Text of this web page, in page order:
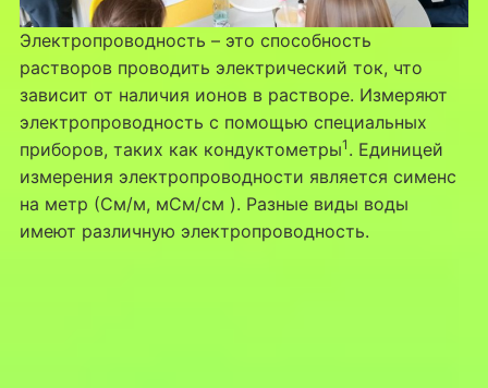
Электропроводность – это способность
растворов проводить электрический ток, что
зависит от наличия ионов в растворе. Измеряют
электропроводность с помощью специальных
приборов, таких как кондуктометры1 . Единицей
измерения электропроводности является сименс
на метр (См/м, мСм/см ). Разные виды воды
имеют различную электропроводность.